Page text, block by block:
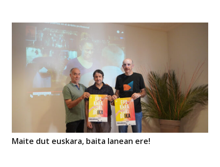
Maite dut euskara, baita lanean ere!